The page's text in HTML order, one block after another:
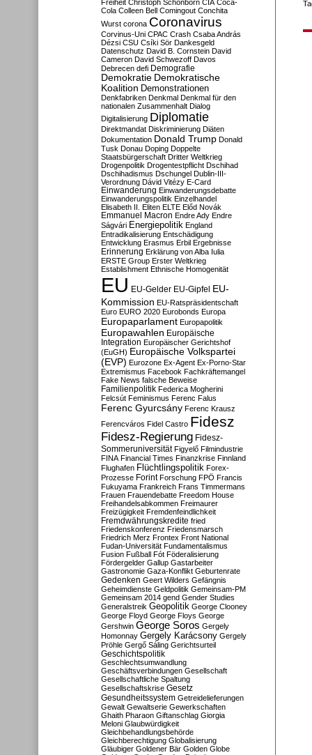
Freiheit Christoph Schönborn CIA Coca-
Cola Colleen Bell Comingout Conchita
Wurst corona Coronavirus
Corvinus-Uni CPAC Crash Csaba András
Dézsi CSU Csíki Sör Dankesgeld
Datenschutz David B. Cornstein David
Cameron David Schwezoff Davos
Debrecen defi Demografie
Demokratie Demokratische
Koalition Demonstrationen
Denkfabriken Denkmal Denkmal für den
nationalen Zusammenhalt Dialog
Digitalisierung Diplomatie
Direktmandat Diskriminierung Diäten
Dokumentation Donald Trump Donald
Tusk Donau Doping Doppelte
Staatsbürgerschaft Dritter Weltkrieg
Drogenpolitik Drogentestpflicht Dschihad
Dschihadismus Dschungel Dublin-III-
Verordnung Dávid Vitézy E-Card
Einwanderung Einwanderungsdebatte
Einwanderungspolitik Einzelhandel
Elisabeth II. Eliten ELTE Előd Novák
Emmanuel Macron Endre Ady Endre
Ságvári Energiepolitik England
Entradikalisierung Entschädigung
Entwicklung Erasmus Erbil Ergebnisse
Erinnerung Erklärung von Alba Iulia
ERSTE Group Erster Weltkrieg
Establishment Ethnische Homogenität
EU EU-Gelder EU-Gipfel EU-
Kommission EU-Ratspräsidentschaft
Euro EURO 2020 Eurobonds Europa
Europaparlament Europapolitik
Europawahlen Europäische
Integration Europäischer Gerichtshof
(EuGH) Europäische Volkspartei
(EVP) Eurozone Ex-Agent Ex-Porno-Star
Extremismus Facebook Fachkräftemangel
Fake News falsche Beweise
Familienpolitik Federica Mogherini
Felcsút Feminismus Ferenc Falus
Ferenc Gyurcsány Ferenc Krausz
Ferencváros Fidel Castro Fidesz
Fidesz-Regierung Fidesz-
Sommeruniversität Figyelő Filmindustrie
FINA Financial Times Finanzkrise Finnland
Flughafen Flüchtlingspolitik Forex-
Prozesse Forint Forschung FPÖ Francis
Fukuyama Frankreich Frans Timmermans
Frauen Frauendebatte Freedom House
Freihandelsabkommen Freimaurer
Freizügigkeit Fremdenfeindlichkeit
Fremdwährungskredite fried
Friedenskonferenz Friedensmarsch
Friedrich Merz Frontex Front National
Fudan-Universität Fundamentalismus
Fusion Fußball Fót Föderalisierung
Fördergelder Gallup Gastarbeiter
Gastronomie Gaza-Konflikt Geburtenrate
Gedenken Geert Wilders Gefängnis
Geheimdienste Geldpolitik Gemeinsam-PM
Gemeinsam 2014 gend Gender Studies
Generalstreik Geopolitik George Clooney
George Floyd George Floys George
Gershwin George Soros Gergely
Homonnay Gergely Karácsony Gergely
Pröhle Gergő Sáling Gerichtsurteil
Geschichtspolitik
Geschlechtsumwandlung
Geschäftsverbindungen Gesellschaft
Gesellschaftliche Spaltung
Gesellschaftskrise Gesetz
Gesundheitssystem Getreidelieferungen
Gewalt Gewaltserie Gewerkschaften
Ghaith Pharaon Giftanschlag Giorgia
Meloni Glaubwürdigkeit
Gleichbehandlungsbehörde
Gleichberechtigung Globalisierung
Gläubiger Goldener Bär Golden Globe